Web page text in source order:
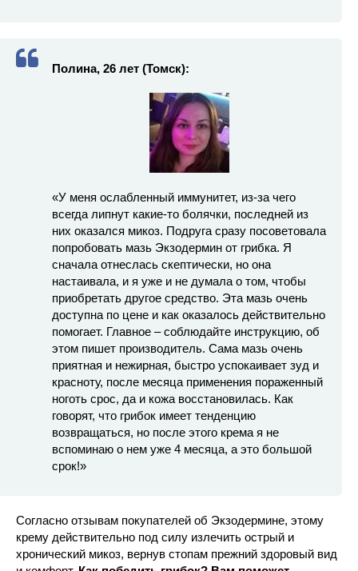
Полина, 26 лет (Томск):
«У меня ослабленный иммунитет, из-за чего
всегда липнут какие-то болячки, последней из
них оказался микоз. Подруга сразу посоветовала
попробовать мазь Экзодермин от грибка. Я
сначала отнеслась скептически, но она
настаивала, и я уже и не думала о том, чтобы
приобретать другое средство. Эта мазь очень
доступна по цене и как оказалось действительно
помогает. Главное – соблюдайте инструкцию, об
этом пишет производитель. Сама мазь очень
приятная и нежирная, быстро успокаивает зуд и
красноту, после месяца применения пораженный
ноготь срос, да и кожа восстановилась. Как
говорят, что грибок имеет тенденцию
возвращаться, но после этого крема я не
вспоминаю о нем уже 4 месяца, а это большой
срок!»
Согласно отзывам покупателей об Экзодермине, этому
крему действительно под силу излечить острый и
хронический микоз, вернув стопам прежний здоровый вид